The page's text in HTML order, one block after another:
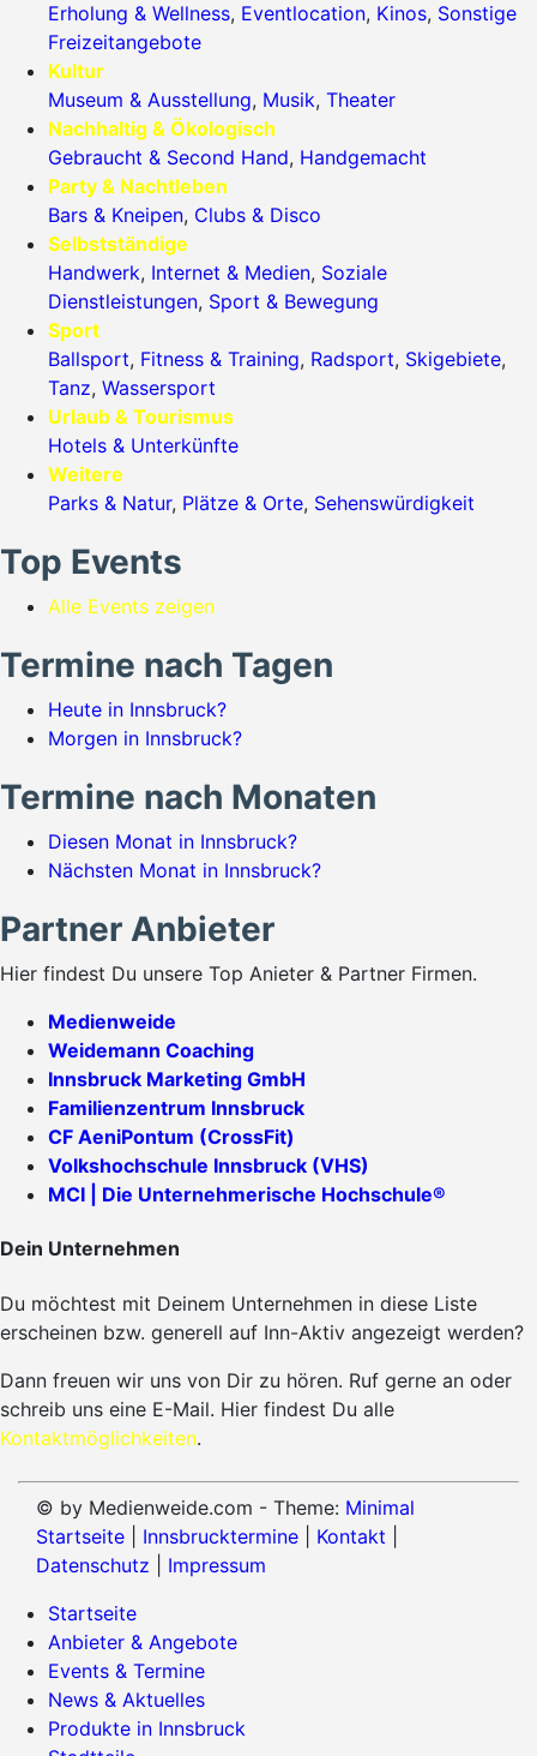
Erholung & Wellness, Eventlocation, Kinos, Sonstige
Freizeitangebote
Kultur
Museum & Ausstellung, Musik, Theater
Nachhaltig & Ökologisch
Gebraucht & Second Hand, Handgemacht
Party & Nachtleben
Bars & Kneipen, Clubs & Disco
Selbstständige
Handwerk, Internet & Medien, Soziale
Dienstleistungen, Sport & Bewegung
Sport
Ballsport, Fitness & Training, Radsport, Skigebiete,
Tanz, Wassersport
Urlaub & Tourismus
Hotels & Unterkünfte
Weitere
Parks & Natur, Plätze & Orte, Sehenswürdigkeit
Top Events
Alle Events zeigen
Termine nach Tagen
Heute in Innsbruck?
Morgen in Innsbruck?
Termine nach Monaten
Diesen Monat in Innsbruck?
Nächsten Monat in Innsbruck?
Partner Anbieter
Hier findest Du unsere Top Anieter & Partner Firmen.
Medienweide
Weidemann Coaching
Innsbruck Marketing GmbH
Familienzentrum Innsbruck
CF AeniPontum (CrossFit)
Volkshochschule Innsbruck (VHS)
MCI | Die Unternehmerische Hochschule®
Dein Unternehmen
Du möchtest mit Deinem Unternehmen in diese Liste
erscheinen bzw. generell auf Inn-Aktiv angezeigt werden?
Dann freuen wir uns von Dir zu hören. Ruf gerne an oder
schreib uns eine E-Mail. Hier findest Du alle
Kontaktmöglichkeiten.
© by Medienweide.com - Theme: Minimal
Startseite
Innsbrucktermine Kontakt
Datenschutz
Impressum
Startseite
Anbieter & Angebote
Events & Termine
News & Aktuelles
Produkte in Innsbruck